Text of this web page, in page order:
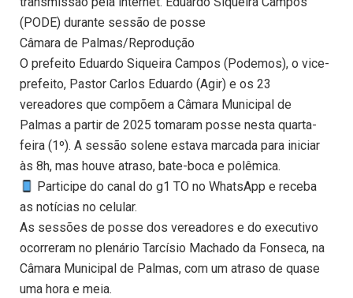
(PODE) durante sessão de posse
Câmara de Palmas/Reprodução
O prefeito Eduardo Siqueira Campos (Podemos), o vice-
prefeito, Pastor Carlos Eduardo (Agir) e os 23
vereadores que compõem a Câmara Municipal de
Palmas a partir de 2025 tomaram posse nesta quarta-
feira (1º). A sessão solene estava marcada para iniciar
às 8h, mas houve atraso, bate-boca e polêmica.
Participe do canal do g1 TO no WhatsApp e receba
as notícias no celular.
As sessões de posse dos vereadores e do executivo
ocorreram no plenário Tarcísio Machado da Fonseca, na
Câmara Municipal de Palmas, com um atraso de quase
uma hora e meia.